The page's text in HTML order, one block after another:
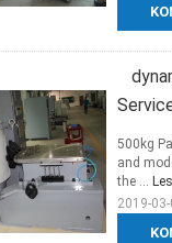
500kg
and
the ...
2019-